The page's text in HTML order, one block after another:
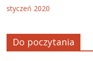
styczeń 2020
Do poczytania